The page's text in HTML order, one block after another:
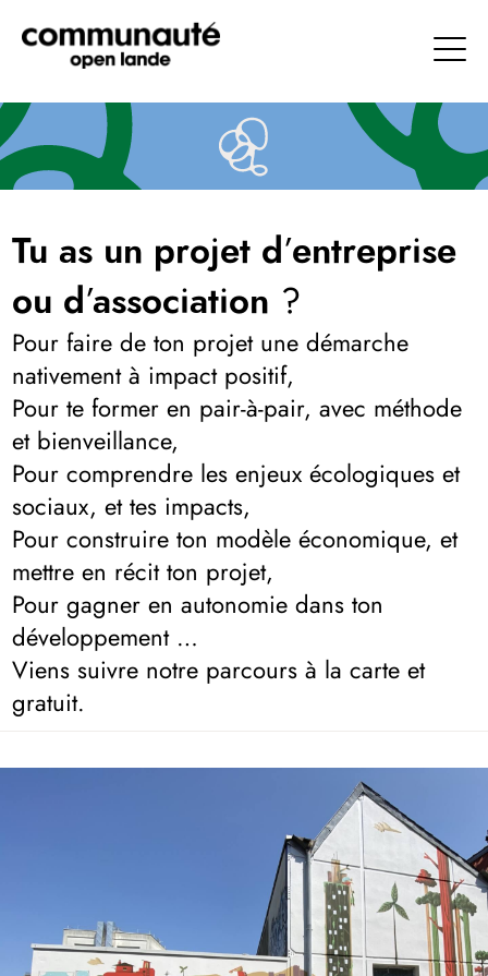
directement
contenu
Communauté Open Lande
Tu as un projet d’entreprise
ou d’association ?
Pour faire de ton projet une démarche
nativement à impact positif,
Pour te former en pair-à-pair, avec méthode
et bienveillance,
Pour comprendre les enjeux écologiques et
sociaux, et tes impacts,
Pour construire ton modèle économique, et
mettre en récit ton projet,
Pour gagner en autonomie dans ton
développement …
Viens suivre notre parcours à la carte et
gratuit.